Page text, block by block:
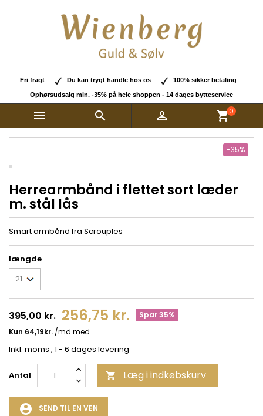
Fri fragt Du kan trygt handle hos os 100% sikker betaling
Ophørsudsalg min. -35% på hele shoppen - 14 dages bytteservice
   shopping_cart0
-35%
Herrearmbånd i flettet sort læder
m. stål lås
Smart armbånd fra Scrouples
længde
395,00 kr. 256,75 kr. Spar 35%
Inkl. moms , 1 - 6 dages levering
Antal  Læg i indkøbskurv
account_circle SEND TIL EN VEN